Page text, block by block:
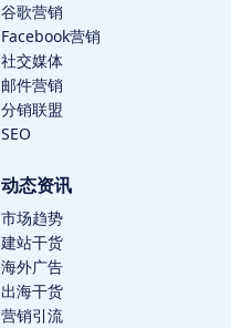
谷歌营销
Facebook营销
社交媒体
邮件营销
分销联盟
SEO
动态资讯
市场趋势
建站干货
海外广告
出海干货
营销引流